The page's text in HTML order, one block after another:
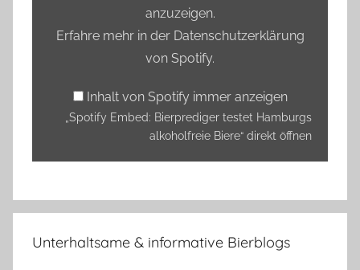
anzeigen
anzuzeigen.
Erfahre mehr in der Datenschutzerklärung
von Spotify.
Inhalt von Spotify immer anzeigen
„Spotify Embed: Bierprediger testet Hamburgs
alkoholfreie Biere“ direkt öffnen
Unterhaltsame & informative Bierblogs